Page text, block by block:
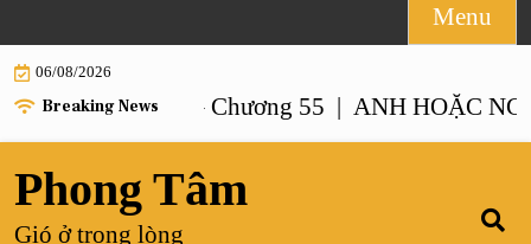
to
content
Menu
06/08/2026
Breaking News
NHƯ ANH – Chương 55 | ANH HOẶC NGƯỜI
Phong Tâm
Gió ở trong lòng